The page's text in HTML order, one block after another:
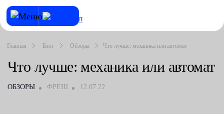
Главная Блог Обзоры Что лучше: механика или автомат
Что лучше: механика или автомат
ОБЗОРЫ ФРЕШ 12.07.22